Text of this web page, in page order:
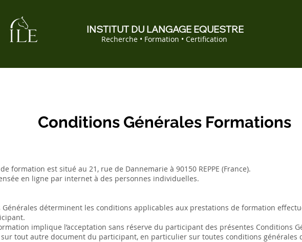
INSTITUT DU LANGAGE EQUESTRE
Recherche • Formation • Certification
Conditions Générales Formations
formation est situé au 21, rue de Dannemarie à 90150 REPPE (France).
en ligne par internet à des personnes individuelles.
Générales déterminent les conditions applicables aux prestations de formation
implique l’acceptation sans réserve du participant des présentes Conditions
tout autre document du participant, en particulier sur toutes conditions générales